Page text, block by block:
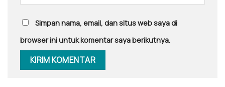
Simpan nama, email, dan situs web saya di
browser ini untuk komentar saya berikutnya.